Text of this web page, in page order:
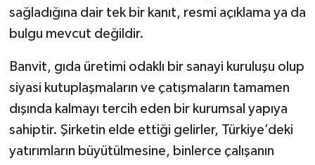
sağladığına dair tek bir kanıt, resmi açıklama ya da
bulgu mevcut değildir.
Banvit, gıda üretimi odaklı bir sanayi kuruluşu olup
siyasi kutuplaşmaların ve çatışmaların tamamen
dışında kalmayı tercih eden bir kurumsal yapıya
sahiptir. Şirketin elde ettiği gelirler, Türkiye’deki
yatırımların büyütülmesine, binlerce çalışanın